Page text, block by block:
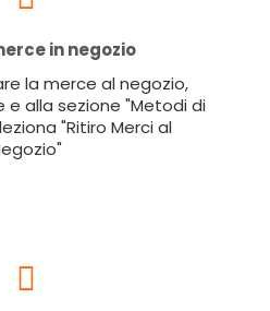
in negozio
la merce al negozio,
e alla sezione "Metodi di
"Ritiro Merci al